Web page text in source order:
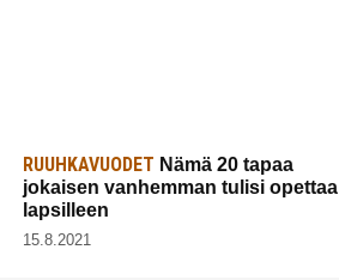
RUUHKAVUODET Nämä 20 tapaa
jokaisen vanhemman tulisi opettaa
lapsilleen
15.8.2021